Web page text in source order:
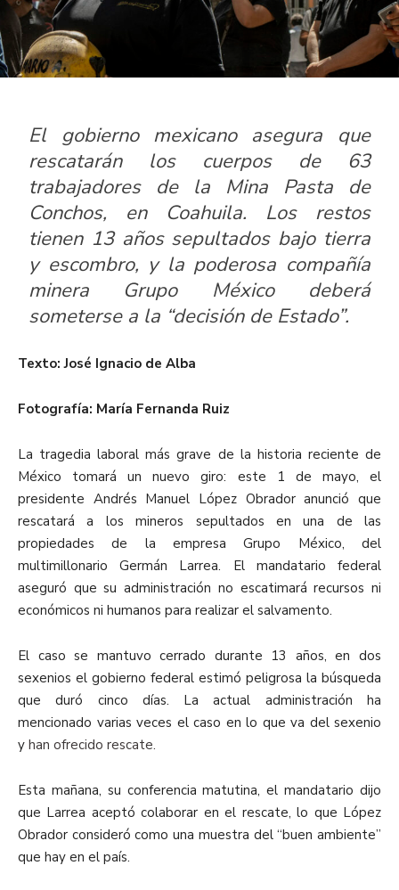
El gobierno mexicano asegura que
rescatarán los cuerpos de 63
trabajadores de la Mina Pasta de
Conchos, en Coahuila. Los restos
tienen 13 años sepultados bajo tierra
y escombro, y la poderosa compañía
minera Grupo México deberá
someterse a la “decisión de Estado”.
Texto: José Ignacio de Alba
Fotografía: María Fernanda Ruiz
La tragedia laboral más grave de la historia reciente de
México tomará un nuevo giro: este 1 de mayo, el
presidente Andrés Manuel López Obrador anunció que
rescatará a los mineros sepultados en una de las
propiedades de la empresa Grupo México, del
multimillonario Germán Larrea. El mandatario federal
aseguró que su administración no escatimará recursos ni
económicos ni humanos para realizar el salvamento.
El caso se mantuvo cerrado durante 13 años, en dos
sexenios el gobierno federal estimó peligrosa la búsqueda
que duró cinco días. La actual administración ha
mencionado varias veces el caso en lo que va del sexenio
y han ofrecido rescate.
Esta mañana, su conferencia matutina, el mandatario dijo
que Larrea aceptó colaborar en el rescate, lo que López
Obrador consideró como una muestra del “buen ambiente”
que hay en el país.